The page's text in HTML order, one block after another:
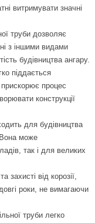
витримувати значні
труби дозволяє
з іншими видами
будівництва ангару.
піддається
процес
конструкції
для будівництва
Вона може
так і для великих
захисті від корозії,
роки, не вимагаючи
труби легко